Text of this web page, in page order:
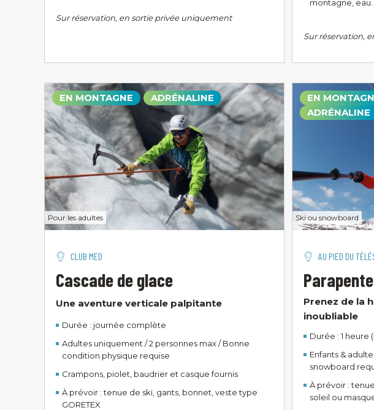
Contact
Club Med Serre Chevalier - 378 Chem. des
Charrières - 05240 La Salle les Alpes
+33 (0)6 15 30 59 25
Sur réservation, en sortie privée uniquement
montagne, eau.
Sur réservation,
Pour les adultes
CLUB MED
Cascade de glace
Une aventure verticale palpitante
Durée : journée complète
Adultes uniquement / 2 personnes max / Bonne
condition physique requise
Crampons, piolet, baudrier et casque fournis
À prévoir : tenue de ski, gants, bonnet, veste type
GORETEX
EN MONTAGNE ADRÉNALINE
Ski ou snowboard
AU PIED DU
Prenez de la
inoubliable
Durée : 1 heure
Enfants &
snowboard
À prévoir :
soleil ou
EN
ADRÉNALINE